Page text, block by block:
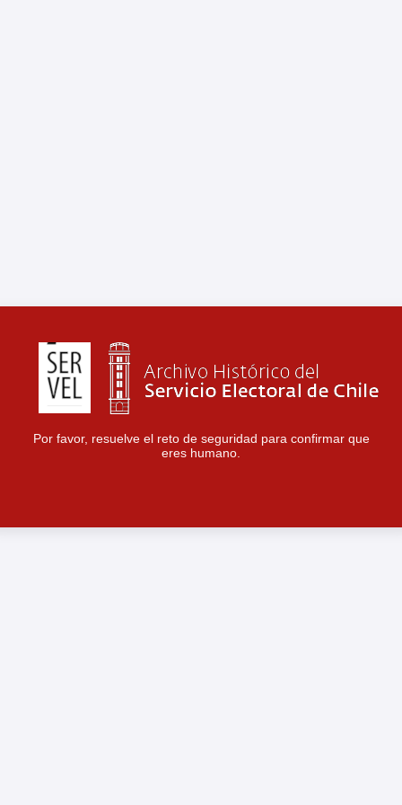
Por favor, resuelve el reto de seguridad para confirmar que
eres humano.